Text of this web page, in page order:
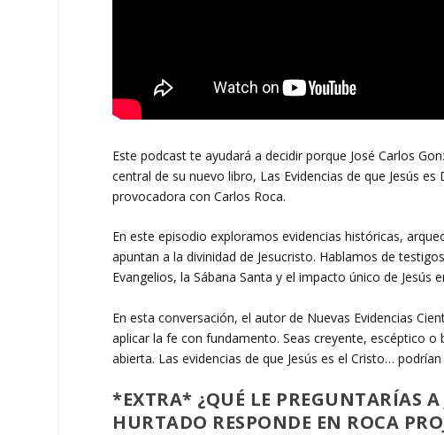
Este podcast te ayudará a decidir porque José Carlos
central de su nuevo libro, Las Evidencias de que Jesús
provocadora con Carlos Roca.
En este episodio exploramos evidencias históricas,
apuntan a la divinidad de Jesucristo. Hablamos de
Evangelios, la Sábana Santa y el impacto único de Jesús
En esta conversación, el autor de Nuevas Evidencias
aplicar la fe con fundamento. Seas creyente, escéptico
abierta. Las evidencias de que Jesús es el Cristo…
*EXTRA* ¿QUÉ LE PREGUNTARÍAS A
HURTADO RESPONDE EN ROCA